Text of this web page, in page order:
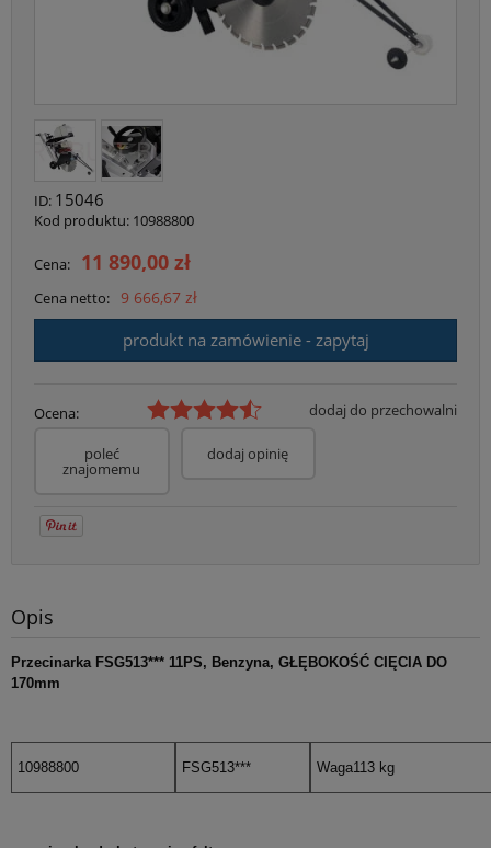
ID: 15046
Kod produktu: 10988800
Cena: 11 890,00 zł
Cena netto: 9 666,67 zł
produkt na zamówienie - zapytaj
Ocena: dodaj do przechowalni
poleć
znajomemu
dodaj opinię
Opis
Przecinarka FSG513*** 11PS, Benzyna, GŁĘBOKOŚĆ CIĘCIA DO
170mm
10988800 FSG513*** Waga113 kg